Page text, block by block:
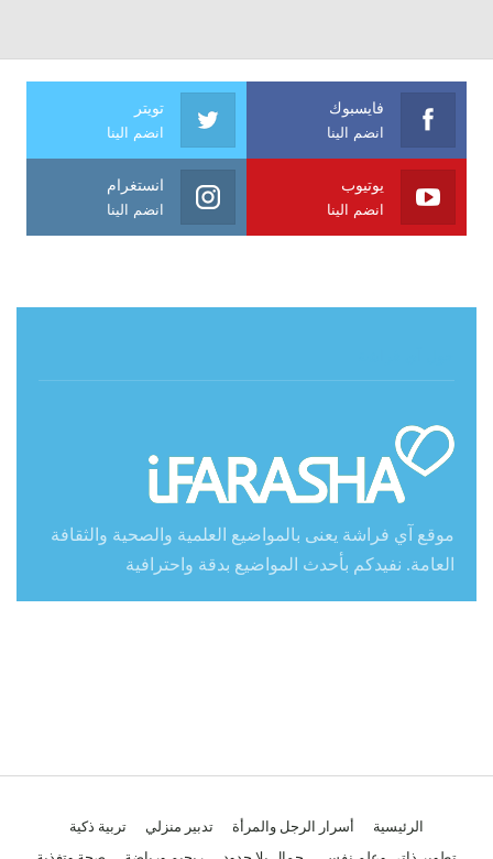
فايسبوك
انضم الينا
تويتر
انضم الينا
يوتيوب
انضم الينا
انستغرام
انضم الينا
موقع آي فراشة يعنى بالمواضيع العلمية والصحية والثقافة
العامة. نفيدكم بأحدث المواضيع بدقة واحترافية
الرئيسية أسرار الرجل والمرأة تدبير منزلي
تربية ذكية